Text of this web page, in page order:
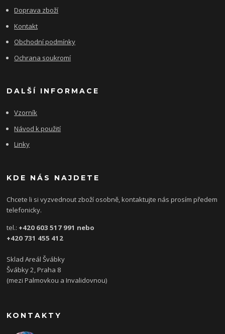
Doprava zboží
Kontakt
Obchodní podmínky
Ochrana soukromí
DALŠÍ INFORMACE
Vzorník
Návod k použití
Linky
KDE NÁS NAJDETE
Chcete li si vyzvednout zboží osobně, kontaktujte nás prosím předem
telefonicky.
tel.: +420 603 517 991 nebo
+420 731 455 412
Sklad Areál Švábky
Švábky 2, Praha 8
(mezi Palmovkou a Invalidovnou)
KONTAKTY